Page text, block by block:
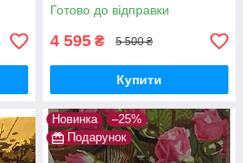
Готово до відправки
4 595 ₴ 5 500 ₴
Купити
Новинка
–25%
Подарунок